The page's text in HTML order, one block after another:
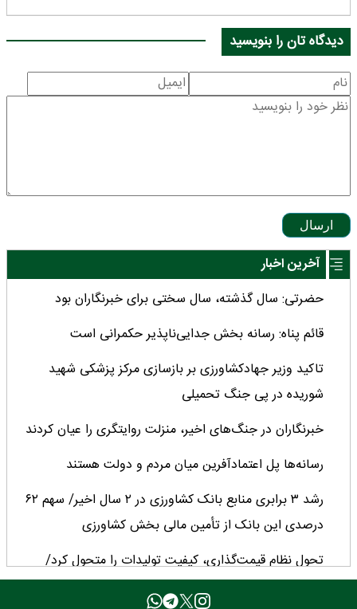
دیدگاه تان را بنویسید
ارسال
آخرین اخبار
حضرتی: سال گذشته، سال سختی برای خبرنگاران بود
قائم پناه: رسانه بخش جدایی‌ناپذیر حکمرانی است
تاکید وزیر جهادکشاورزی بر بازسازی مرکز پزشکی شهید
شوریده در پی جنگ تحمیلی
خبرنگاران در جنگ‌های اخیر، منزلت روایتگری را عیان کردند
رسانه‌ها پل اعتمادآفرین میان مردم و دولت هستند
رشد ۳ برابری منابع بانک کشاورزی در ۲ سال اخیر/ سهم ۶۲
درصدی این بانک از تأمین مالی بخش کشاورزی
تحول نظام قیمت‌گذاری، کیفیت تولیدات را متحول کرد/
چشم‌انداز مثبت تولید دانه‌های روغنی پس از ۳۰ سال